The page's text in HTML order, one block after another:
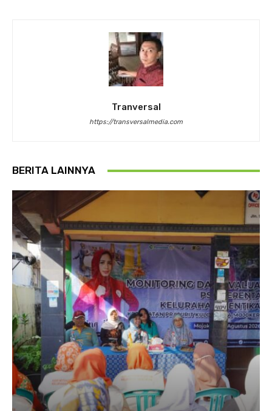
Tranversal
https://transversalmedia.com
BERITA LAINNYA